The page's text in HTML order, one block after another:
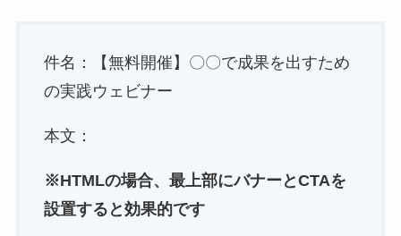
件名：【無料開催】〇〇で成果を出すため
の実践ウェビナー
本文：
※HTMLの場合、最上部にバナーとCTAを
設置すると効果的です